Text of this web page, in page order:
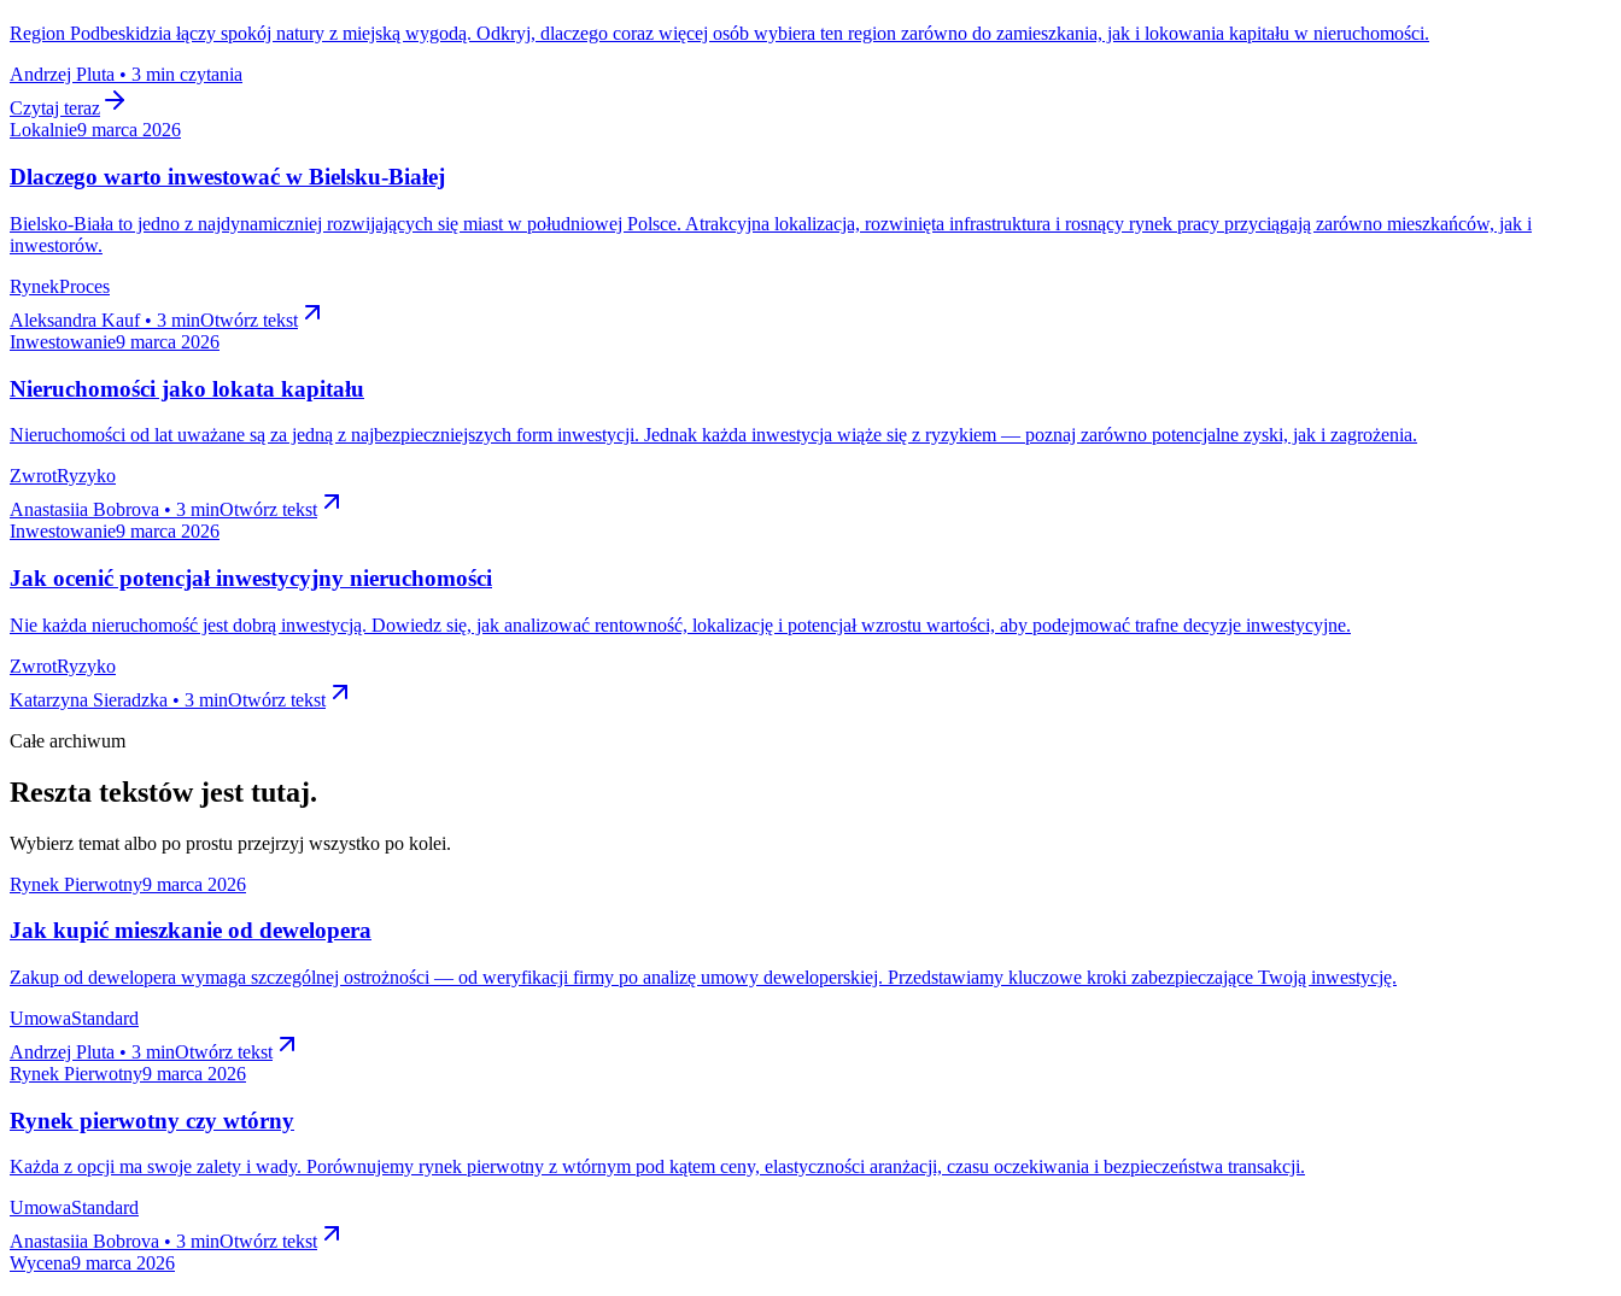
Region Podbeskidzia łączy spokój natury z miejską wygodą. Odkryj, dlaczego coraz więcej osób wybiera ten region zarówno do zamieszkania, jak i lokowania kapitału w nieruchomości.
Andrzej Pluta • 3 min czytania
Czytaj teraz
Lokalnie9 marca 2026
Dlaczego warto inwestować w Bielsku-Białej
Bielsko-Biała to jedno z najdynamiczniej rozwijających się miast w południowej Polsce. Atrakcyjna lokalizacja, rozwinięta infrastruktura i rosnący rynek pracy przyciągają zarówno mieszkańców, jak i
inwestorów.
RynekProces
Aleksandra Kauf • 3 minOtwórz tekst
Inwestowanie9 marca 2026
Nieruchomości jako lokata kapitału
Nieruchomości od lat uważane są za jedną z najbezpieczniejszych form inwestycji. Jednak każda inwestycja wiąże się z ryzykiem — poznaj zarówno potencjalne zyski, jak i zagrożenia.
ZwrotRyzyko
Anastasiia Bobrova • 3 minOtwórz tekst
Inwestowanie9 marca 2026
Jak ocenić potencjał inwestycyjny nieruchomości
Nie każda nieruchomość jest dobrą inwestycją. Dowiedz się, jak analizować rentowność, lokalizację i potencjał wzrostu wartości, aby podejmować trafne decyzje inwestycyjne.
ZwrotRyzyko
Katarzyna Sieradzka • 3 minOtwórz tekst
Całe archiwum
Reszta tekstów jest tutaj.
Wybierz temat albo po prostu przejrzyj wszystko po kolei.
Rynek Pierwotny9 marca 2026
Jak kupić mieszkanie od dewelopera
Zakup od dewelopera wymaga szczególnej ostrożności — od weryfikacji firmy po analizę umowy deweloperskiej. Przedstawiamy kluczowe kroki zabezpieczające Twoją inwestycję.
UmowaStandard
Andrzej Pluta • 3 minOtwórz tekst
Rynek Pierwotny9 marca 2026
Rynek pierwotny czy wtórny
Każda z opcji ma swoje zalety i wady. Porównujemy rynek pierwotny z wtórnym pod kątem ceny, elastyczności aranżacji, czasu oczekiwania i bezpieczeństwa transakcji.
UmowaStandard
Anastasiia Bobrova • 3 minOtwórz tekst
Wycena9 marca 2026